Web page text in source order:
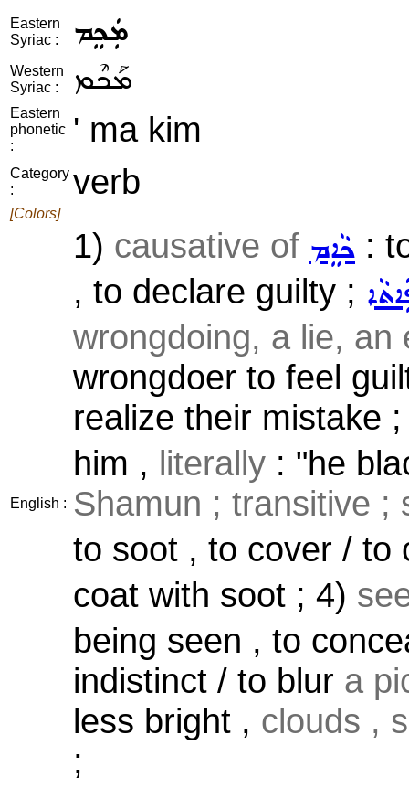
Eastern
Syriac :
ܡܲܟܸܡ
Western
Syriac :
ܡܰܟܶܡ
Eastern
phonetic
:
' ma kim
Category
:
verb
[Colors]
English :
1) causative of ܟܵܐܸܡ :
, to declare guilty ;
wrongdoing, a lie, an
wrongdoer to feel
realize their mistake
him , literally : "he
Shamun ; transitive ;
to soot , to cover /
coat with soot ; 4)
being seen , to
indistinct / to blur a
less bright , clouds ,
;